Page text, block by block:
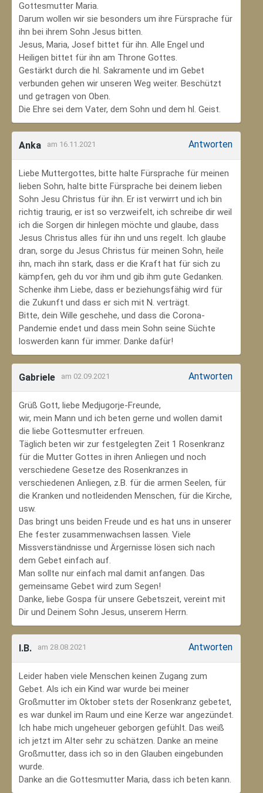
Gottesmutter Maria.
Darum wollen wir sie besonders um ihre Fürsprache für
ihn bei ihrem Sohn Jesus bitten.
Jesus, Maria, Josef bittet für ihn. Alle Engel und
Heiligen bittet für ihn am Throne Gottes.
Gestärkt durch die hl. Sakramente und im Gebet
verbunden gehen wir unseren Weg weiter. Beschützt
und getragen von Oben.
Die Ehre sei dem Vater, dem Sohn und dem hl. Geist.
Anka am 16.11.2021 Antworten
Liebe Muttergottes, bitte halte Fürsprache für meinen
lieben Sohn, halte bitte Fürsprache bei deinem lieben
Sohn Jesu Christus für ihn. Er ist verwirrt und ich bin
richtig traurig, er ist so verzweifelt, ich schreibe dir weil
ich die Sorgen dir hinlegen möchte und glaube, dass
Jesus Christus alles für ihn und uns regelt. Ich glaube
dran, sorge du Jesus Christus für meinen Sohn‚ heile
ihn, mach ihn stark, dass er die Kraft hat für sich zu
kämpfen, geh du vor ihm und gib ihm gute Gedanken.
Schenke ihm Liebe, dass er beziehungsfähig wird für
die Zukunft und dass er sich mit N. verträgt.
Bitte, dein Wille geschehe, und dass die Corona-
Pandemie endet und dass mein Sohn seine Süchte
loswerden kann für immer. Danke dafür!
Gabriele am 02.09.2021 Antworten
Grüß Gott, liebe Medjugorje-Freunde,
wir, mein Mann und ich beten gerne und wollen damit
die liebe Gottesmutter erfreuen.
Täglich beten wir zur festgelegten Zeit 1 Rosenkranz
für die Mutter Gottes in ihren Anliegen und noch
verschiedene Gesetze des Rosenkranzes in
verschiedenen Anliegen, z.B. für die armen Seelen, für
die Kranken und notleidenden Menschen, für die Kirche,
usw.
Das bringt uns beiden Freude und es hat uns in unserer
Ehe fester zusammenwachsen lassen. Viele
Missverständnisse und Ärgernisse lösen sich nach
dem Gebet einfach auf.
Man sollte nur einfach mal damit anfangen. Das
gemeinsame Gebet wird zum Segen!
Danke, liebe Gospa für unsere Gebetszeit, vereint mit
Dir und Deinem Sohn Jesus, unserem Herrn.
I.B. am 28.08.2021 Antworten
Leider haben viele Menschen keinen Zugang zum
Gebet. Als ich ein Kind war wurde bei meiner
Großmutter im Oktober stets der Rosenkranz gebetet,
es war dunkel im Raum und eine Kerze war angezündet.
Ich habe mich ungeheuer geborgen gefühlt. Das weiß
ich jetzt im Alter sehr zu schätzen. Danke an meine
Großmutter, dass ich so in den Glauben eingebunden
wurde.
Danke an die Gottesmutter Maria, dass ich beten kann.